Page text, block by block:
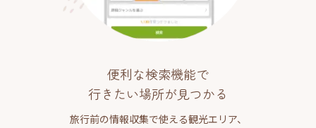
便利な検索機能で
行きたい場所が見つかる
旅行前の情報収集で使える観光エリア、